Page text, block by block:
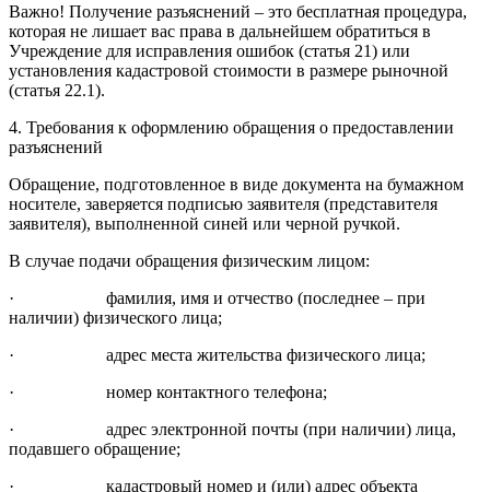
Важно! Получение разъяснений – это бесплатная процедура,
которая не лишает вас права в дальнейшем обратиться в
Учреждение для исправления ошибок (статья 21) или
установления кадастровой стоимости в размере рыночной
(статья 22.1).
4. Требования к оформлению обращения о предоставлении
разъяснений
Обращение, подготовленное в виде документа на бумажном
носителе, заверяется подписью заявителя (представителя
заявителя), выполненной синей или черной ручкой.
В случае подачи обращения физическим лицом:
· фамилия, имя и отчество (последнее – при
наличии) физического лица;
· адрес места жительства физического лица;
· номер контактного телефона;
· адрес электронной почты (при наличии) лица,
подавшего обращение;
· кадастровый номер и (или) адрес объекта